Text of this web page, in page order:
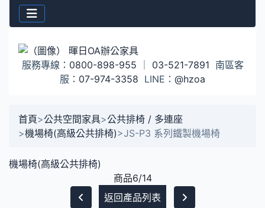
服務專線： 0800-898-955 03-521-7891 南區客
服： 07-974-3358 LINE： @hzoa
首頁>公共空間家具>公共排椅 / 多連座
>機場椅(高級公共排椅)>JS-P3 系列鐵製機場椅
機場椅(高級公共排椅)
商品6/14
返回產品列表